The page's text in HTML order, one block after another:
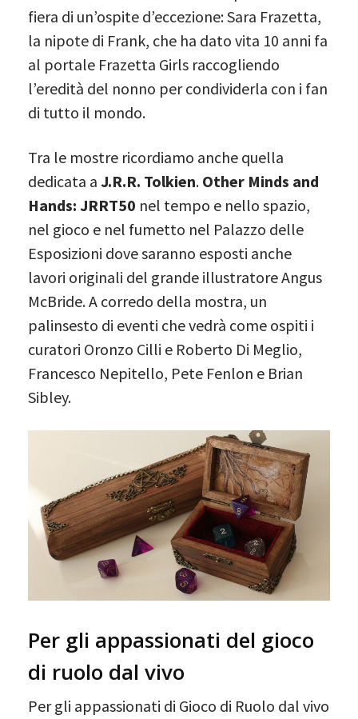
fiera di un’ospite d’eccezione: Sara Frazetta,
la nipote di Frank, che ha dato vita 10 anni fa
al portale Frazetta Girls raccogliendo
l’eredità del nonno per condividerla con i fan
di tutto il mondo.
Tra le mostre ricordiamo anche quella
dedicata a J.R.R. Tolkien. Other Minds and
Hands: JRRT50 nel tempo e nello spazio,
nel gioco e nel fumetto nel Palazzo delle
Esposizioni dove saranno esposti anche
lavori originali del grande illustratore Angus
McBride. A corredo della mostra, un
palinsesto di eventi che vedrà come ospiti i
curatori Oronzo Cilli e Roberto Di Meglio,
Francesco Nepitello, Pete Fenlon e Brian
Sibley.
Per gli appassionati del gioco
di ruolo dal vivo
Per gli appassionati di Gioco di Ruolo dal vivo